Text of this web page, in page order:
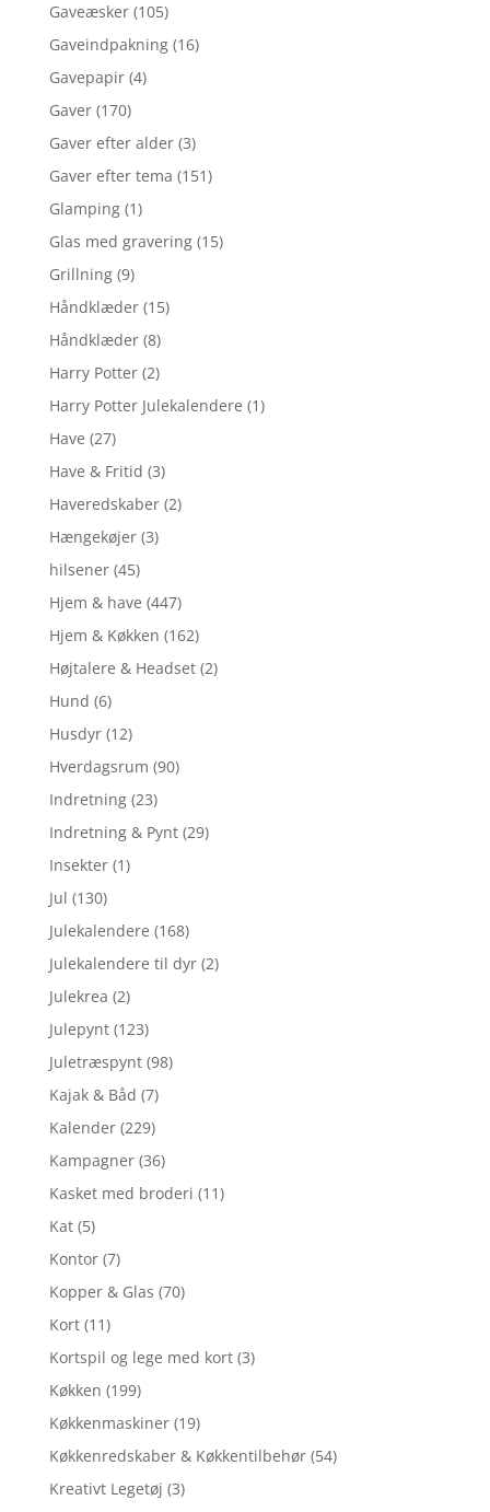
Gaveæsker (105)
Gaveindpakning (16)
Gavepapir (4)
Gaver (170)
Gaver efter alder (3)
Gaver efter tema (151)
Glamping (1)
Glas med gravering (15)
Grillning (9)
Håndklæder (15)
Håndklæder (8)
Harry Potter (2)
Harry Potter Julekalendere (1)
Have (27)
Have & Fritid (3)
Haveredskaber (2)
Hængekøjer (3)
hilsener (45)
Hjem & have (447)
Hjem & Køkken (162)
Højtalere & Headset (2)
Hund (6)
Husdyr (12)
Hverdagsrum (90)
Indretning (23)
Indretning & Pynt (29)
Insekter (1)
Jul (130)
Julekalendere (168)
Julekalendere til dyr (2)
Julekrea (2)
Julepynt (123)
Juletræspynt (98)
Kajak & Båd (7)
Kalender (229)
Kampagner (36)
Kasket med broderi (11)
Kat (5)
Kontor (7)
Kopper & Glas (70)
Kort (11)
Kortspil og lege med kort (3)
Køkken (199)
Køkkenmaskiner (19)
Køkkenredskaber & Køkkentilbehør (54)
Kreativt Legetøj (3)